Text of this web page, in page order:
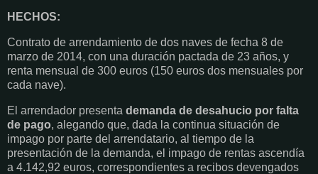
HECHOS:
Contrato de arrendamiento de dos naves de fecha 8 de
marzo de 2014, con una duración pactada de 23 años, y
renta mensual de 300 euros (150 euros dos mensuales por
cada nave).
El arrendador presenta demanda de desahucio por falta
de pago, alegando que, dada la continua situación de
impago por parte del arrendatario, al tiempo de la
presentación de la demanda, el impago de rentas ascendía
a 4.142,92 euros, correspondientes a recibos devengados